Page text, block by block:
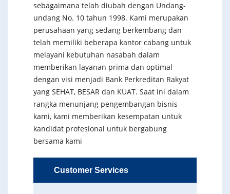
sebagaimana telah diubah dengan Undang-
undang No. 10 tahun 1998. Kami merupakan
perusahaan yang sedang berkembang dan
telah memiliki beberapa kantor cabang untuk
melayani kebutuhan nasabah dalam
memberikan layanan prima dan optimal
dengan visi menjadi Bank Perkreditan Rakyat
yang SEHAT, BESAR dan KUAT. Saat ini dalam
rangka menunjang pengembangan bisnis
kami, kami memberikan kesempatan untuk
kandidat profesional untuk bergabung
bersama kami
Customer Services